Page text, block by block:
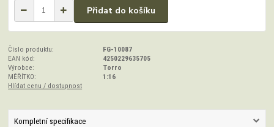
Přidat do košíku
Číslo produktu:
FG-10087
EAN kód:
4250229635705
Výrobce:
Torro
MĚŘÍTKO:
1:16
Hlídat cenu / dostupnost
Kompletní specifikace